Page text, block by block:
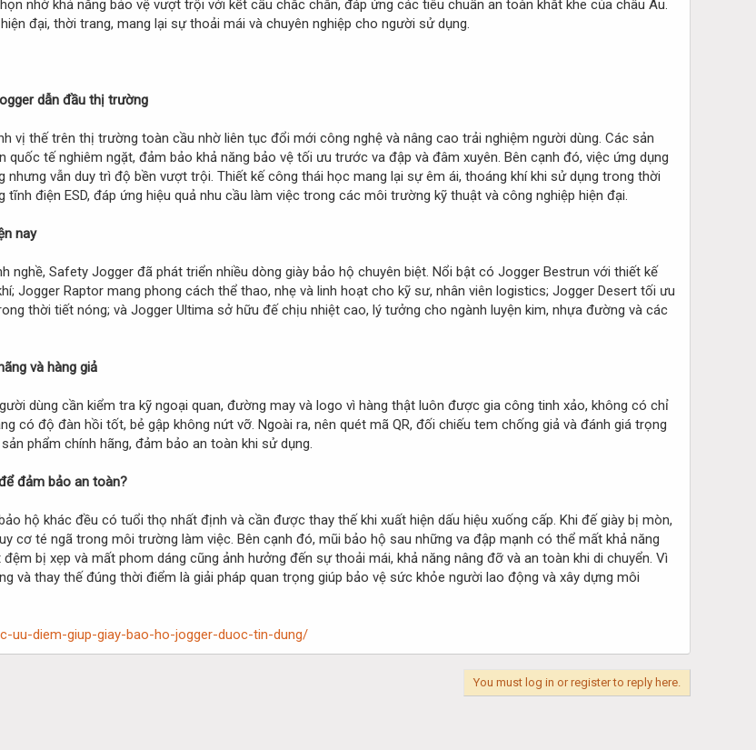
nhờ khả năng bảo vệ vượt trội với kết cấu chắc chắn, đáp ứng các tiêu chuẩn an toàn khắt khe của châu Âu.
đại, thời trang, mang lại sự thoải mái và chuyên nghiệp cho người sử dụng.
dẫn đầu thị trường
vị thế trên thị trường toàn cầu nhờ liên tục đổi mới công nghệ và nâng cao trải nghiệm người dùng. Các sản
tế nghiêm ngặt, đảm bảo khả năng bảo vệ tối ưu trước va đập và đâm xuyên. Bên cạnh đó, việc ứng dụng
vẫn duy trì độ bền vượt trội. Thiết kế công thái học mang lại sự êm ái, thoáng khí khi sử dụng trong thời
điện ESD, đáp ứng hiệu quả nhu cầu làm việc trong các môi trường kỹ thuật và công nghiệp hiện đại.
nay
nghề, Safety Jogger đã phát triển nhiều dòng giày bảo hộ chuyên biệt. Nổi bật có Jogger Bestrun với thiết kế
Jogger Raptor mang phong cách thể thao, nhẹ và linh hoạt cho kỹ sư, nhân viên logistics; Jogger Desert tối ưu
thời tiết nóng; và Jogger Ultima sở hữu đế chịu nhiệt cao, lý tưởng cho ngành luyện kim, nhựa đường và các
và hàng giả
dùng cần kiểm tra kỹ ngoại quan, đường may và logo vì hàng thật luôn được gia công tinh xảo, không có chỉ
có độ đàn hồi tốt, bẻ gập không nứt vỡ. Ngoài ra, nên quét mã QR, đối chiếu tem chống giả và đánh giá trọng
phẩm chính hãng, đảm bảo an toàn khi sử dụng.
đảm bảo an toàn?
hộ khác đều có tuổi thọ nhất định và cần được thay thế khi xuất hiện dấu hiệu xuống cấp. Khi đế giày bị mòn,
cơ té ngã trong môi trường làm việc. Bên cạnh đó, mũi bảo hộ sau những va đập mạnh có thể mất khả năng
bị xẹp và mất phom dáng cũng ảnh hưởng đến sự thoải mái, khả năng nâng đỡ và an toàn khi di chuyển. Vì
và thay thế đúng thời điểm là giải pháp quan trọng giúp bảo vệ sức khỏe người lao động và xây dựng môi
uu-diem-giup-giay-bao-ho-jogger-duoc-tin-dung/
You must log in or register to reply here.